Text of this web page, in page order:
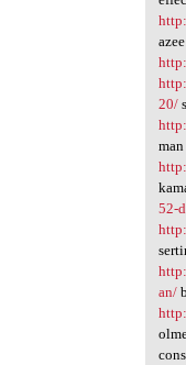
20/
52-
an/